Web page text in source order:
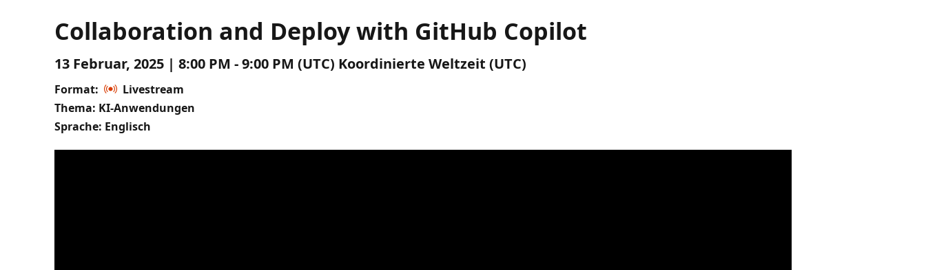
Collaboration and Deploy with GitHub Copilot
13 Februar, 2025 | 8:00 PM - 9:00 PM (UTC) Koordinierte Weltzeit (UTC)
Format:
Livestream
Thema: KI-Anwendungen
Sprache: Englisch